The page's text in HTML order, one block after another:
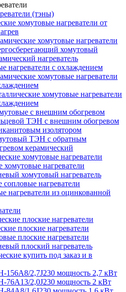
(тэны)
хомутовые нагреватели от
хомутовые нагреватели
хомутовый
нагреватель
нагреватели с охлаждением
хомутовые нагреватели
хомутовые нагреватели
с внешним обогревом
ТЭН с внешним обогревом
изолятором
ТЭН с обратным
керамический
хомутовые нагреватели
нагреватели
хомутовый нагреватель
нагреватели
нагреватели из оцинкованной
плоские нагреватели
плоские нагреватели
плоские нагреватели
плоский нагреватель
купить под заказ и в
156А8/2,7J230 мощность 2,7 кВт
76А13/2,0J230 мощность 2 кВт